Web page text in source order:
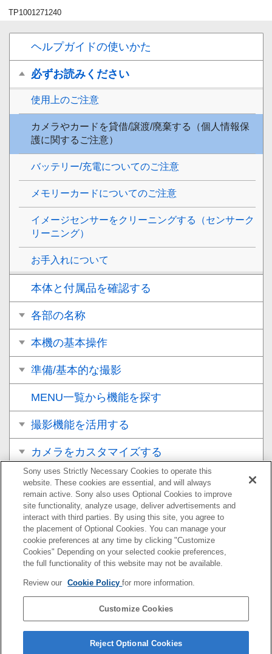
TP1001271240
ヘルプガイドの使いかた
必ずお読みください
使用上のご注意
カメラやカードを貸借/譲渡/廃棄する（個人情報保
護に関するご注意）
バッテリー/充電についてのご注意
メモリーカードについてのご注意
イメージセンサーをクリーニングする（センサーク
リーニング）
お手入れについて
本体と付属品を確認する
各部の名称
本機の基本操作
準備/基本的な撮影
MENU一覧から機能を探す
撮影機能を活用する
カメラをカスタマイズする
再生する
カメラの設定を変更する
スマートフォンでできること
パソコンでできること
クラウドサービスを利用する
故障かな？と思ったら
Sony uses Strictly Necessary Cookies to operate this
website. These cookies are essential, and will always
remain active. Sony also uses Optional Cookies to improve
site functionality, analyze usage, deliver advertisements and
interact with third parties. By using this site, you agree to
the placement of Optional Cookies. You can manage your
cookie preferences at any time by clicking "Customize
Cookies" Depending on your selected cookie preferences,
the full functionality of this website may not be available.
Review our Cookie Policyfor more information.
Customize Cookies
Reject Optional Cookies